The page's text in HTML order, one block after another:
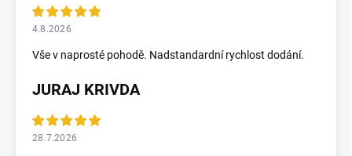
4.8.2026
Vše v naprosté pohodě. Nadstandardní rychlost dodání.
JURAJ KRIVDA
28.7.2026